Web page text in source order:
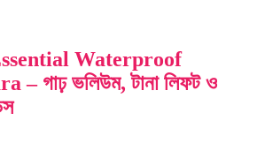
Waterproof
গাঢ় ভলিউম, টানা লিফট ও